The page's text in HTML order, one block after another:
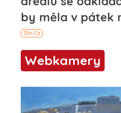
Webkamery